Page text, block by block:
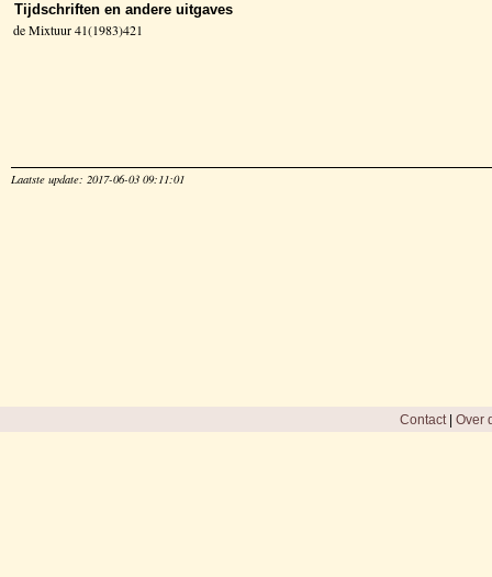
Tijdschriften en andere uitgaves
de Mixtuur 41(1983)421
Laatste update: 2017-06-03 09:11:01
Contact| Over